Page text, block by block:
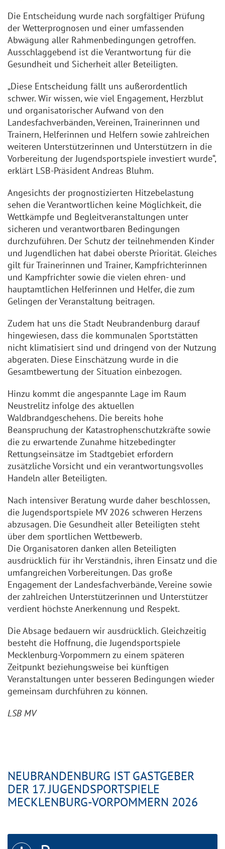
Die Entscheidung wurde nach sorgfältiger Prüfung
der Wetterprognosen und einer umfassenden
Abwägung aller Rahmenbedingungen getroffen.
Ausschlaggebend ist die Verantwortung für die
Gesundheit und Sicherheit aller Beteiligten.
„Diese Entscheidung fällt uns außerordentlich
schwer. Wir wissen, wie viel Engagement, Herzblut
und organisatorischer Aufwand von den
Landesfachverbänden, Vereinen, Trainerinnen und
Trainern, Helferinnen und Helfern sowie zahlreichen
weiteren Unterstützerinnen und Unterstützern in die
Vorbereitung der Jugendsportspiele investiert wurde“,
erklärt LSB-Präsident Andreas Bluhm.
Angesichts der prognostizierten Hitzebelastung
sehen die Verantwortlichen keine Möglichkeit, die
Wettkämpfe und Begleitveranstaltungen unter
sicheren und verantwortbaren Bedingungen
durchzuführen. Der Schutz der teilnehmenden Kinder
und Jugendlichen hat dabei oberste Priorität. Gleiches
gilt für Trainerinnen und Trainer, Kampfrichterinnen
und Kampfrichter sowie die vielen ehren- und
hauptamtlichen Helferinnen und Helfer, die zum
Gelingen der Veranstaltung beitragen.
Zudem hat uns die Stadt Neubrandenburg darauf
hingewiesen, dass die kommunalen Sportstätten
nicht klimatisiert sind und dringend von der Nutzung
abgeraten. Diese Einschätzung wurde in die
Gesamtbewertung der Situation einbezogen.
Hinzu kommt die angespannte Lage im Raum
Neustrelitz infolge des aktuellen
Waldbrandgeschehens. Die bereits hohe
Beanspruchung der Katastrophenschutzkräfte sowie
die zu erwartende Zunahme hitzebedingter
Rettungseinsätze im Stadtgebiet erfordern
zusätzliche Vorsicht und ein verantwortungsvolles
Handeln aller Beteiligten.
Nach intensiver Beratung wurde daher beschlossen,
die Jugendsportspiele MV 2026 schweren Herzens
abzusagen. Die Gesundheit aller Beteiligten steht
über dem sportlichen Wettbewerb.
Die Organisatoren danken allen Beteiligten
ausdrücklich für ihr Verständnis, ihren Einsatz und die
umfangreichen Vorbereitungen. Das große
Engagement der Landesfachverbände, Vereine sowie
der zahlreichen Unterstützerinnen und Unterstützer
verdient höchste Anerkennung und Respekt.
Die Absage bedauern wir ausdrücklich. Gleichzeitig
besteht die Hoffnung, die Jugendsportspiele
Mecklenburg-Vorpommern zu einem späteren
Zeitpunkt beziehungsweise bei künftigen
Veranstaltungen unter besseren Bedingungen wieder
gemeinsam durchführen zu können.
LSB MV
NEUBRANDENBURG IST GASTGEBER
DER 17. JUGENDSPORTSPIELE
MECKLENBURG-VORPOMMERN 2026
Icon zum oeffnen/schliessen
Icon zum oeffnen/schliessen
Icon zum oeffnen/schliessen
Icon zum oeffnen/schliessen